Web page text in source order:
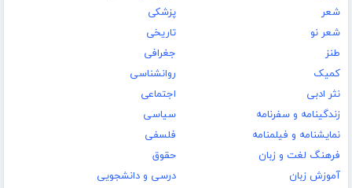
شعر
شعر نو
طنز
کمیک
نثر ادبی
زندگینامه و سفرنامه
نمایشنامه و فیلمنامه
فرهنگ لغت و زبان
آموزش زبان
پزشکی
تاریخی
جغرافی
روانشناسی
اجتماعی
سیاسی
فلسفی
حقوق
درسی و دانشجویی